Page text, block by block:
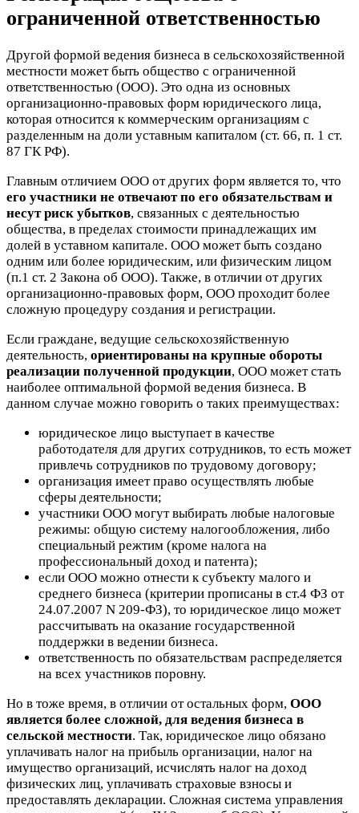
ограниченной ответственностью
Другой формой ведения бизнеса в сельскохозяйственной
местности может быть общество с ограниченной
ответственностью (ООО). Это одна из основных
организационно-правовых форм юридического лица,
которая относится к коммерческим организациям с
разделенным на доли уставным капиталом (ст. 66, п. 1 ст.
87 ГК РФ).
Главным отличием ООО от других форм является то, что
его участники не отвечают по его обязательствам и
несут риск убытков, связанных с деятельностью
общества, в пределах стоимости принадлежащих им
долей в уставном капитале. ООО может быть создано
одним или более юридическим, или физическим лицом
(п.1 ст. 2 Закона об ООО). Также, в отличии от других
организационно-правовых форм, ООО проходит более
сложную процедуру создания и регистрации.
Если граждане, ведущие сельскохозяйственную
деятельность, ориентированы на крупные обороты
реализации полученной продукции, ООО может стать
наиболее оптимальной формой ведения бизнеса. В
данном случае можно говорить о таких преимуществах:
юридическое лицо выступает в качестве
работодателя для других сотрудников, то есть может
привлечь сотрудников по трудовому договору;
организация имеет право осуществлять любые
сферы деятельности;
участники ООО могут выбирать любые налоговые
режимы: общую систему налогообложения, либо
специальный режтим (кроме налога на
профессиональный доход и патента);
если ООО можно отнести к субъекту малого и
среднего бизнеса (критерии прописаны в ст.4 ФЗ от
24.07.2007 N 209-ФЗ), то юридическое лицо может
рассчитывать на оказание государственной
поддержки в ведении бизнеса.
ответственность по обязательствам распределяется
на всех участников поровну.
Но в тоже время, в отличии от остальных форм, ООО
является более сложной, для ведения бизнеса в
сельской местности. Так, юридическое лицо обязано
уплачивать налог на прибыль организации, налог на
имущество организаций, исчислять налог на доход
физических лиц, уплачивать страховые взносы и
предоставлять декларации. Сложная система управления